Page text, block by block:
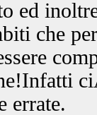
ed
che
errate.